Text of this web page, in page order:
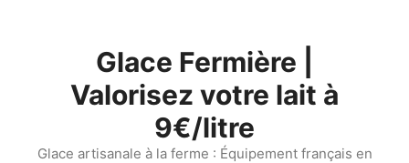
Glace Fermière |
Valorisez votre lait à
9€/litre
Glace artisanale à la ferme : Équipement français en